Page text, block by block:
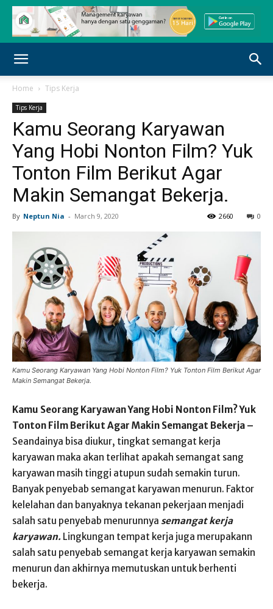
Home Tips Kerja
Tips Kerja
Kamu Seorang Karyawan
Yang Hobi Nonton Film? Yuk
Tonton Film Berikut Agar
Makin Semangat Bekerja.
By Neptun Nia - March 9, 2020 0
2660
Kamu Seorang Karyawan Yang Hobi Nonton Film? Yuk Tonton Film Berikut Agar
Makin Semangat Bekerja.
Kamu Seorang Karyawan Yang Hobi Nonton Film? Yuk
Tonton Film Berikut Agar Makin Semangat Bekerja –
Seandainya bisa diukur, tingkat semangat kerja
karyawan maka akan terlihat apakah semangat sang
karyawan masih tinggi atupun sudah semakin turun.
Banyak penyebab semangat karyawan menurun. Faktor
kelelahan dan banyaknya tekanan pekerjaan menjadi
salah satu penyebab menurunnya semangat kerja
karyawan. Lingkungan tempat kerja juga merupakann
salah satu penyebab semangat kerja karyawan semakin
menurun dan akhirnya memutuskan untuk berhenti
bekerja.